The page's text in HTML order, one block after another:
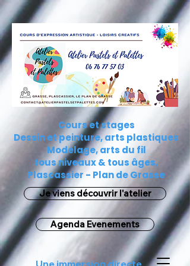
784219032270730
Cours et stages
Dessin et peinture, arts plastiques
Modelage, arts du fil
tous niveaux & tous âges,
Plascassier - Plan de Grasse
Une immersion directe
Je viens découvrir l'atelier
Agenda Evenements